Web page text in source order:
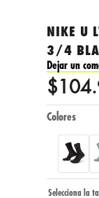
NIKE U
3/4
Dejar un
$ 104.
Colores